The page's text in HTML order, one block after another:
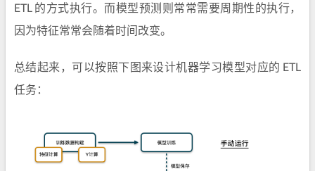
ETL 的方式执行。而模型预测则常常需要周期性的执行，
因为特征常常会随着时间改变。
总结起来，可以按照下图来设计机器学习模型对应的 ETL
任务：